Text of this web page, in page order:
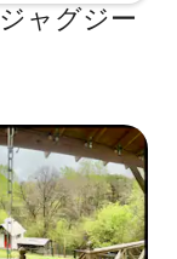
ャグジー